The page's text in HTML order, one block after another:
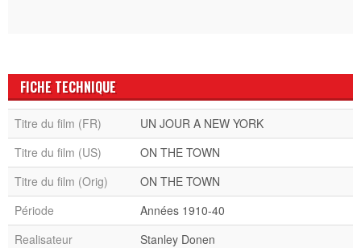
FICHE TECHNIQUE
Titre du film (FR)
UN JOUR A NEW YORK
Titre du film (US)
ON THE TOWN
Titre du film (Orig)
ON THE TOWN
Période
Années 1910-40
Realisateur
Stanley Donen